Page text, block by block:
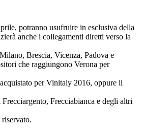
potranno usufruire in esclusiva della
anche i collegamenti diretti verso la
Brescia, Vicenza, Padova e
che raggiungono Verona per
per Vinitaly 2016, oppure il
Frecciabianca e degli altri